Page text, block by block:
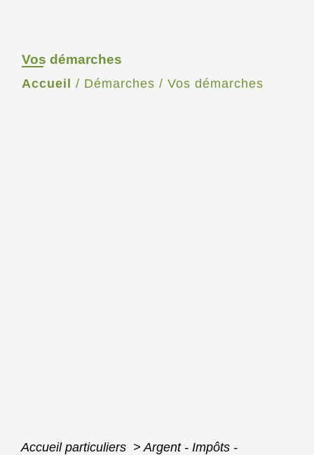
Vos démarches
Accueil / Démarches / Vos démarches
Accueil particuliers > Argent - Impôts -